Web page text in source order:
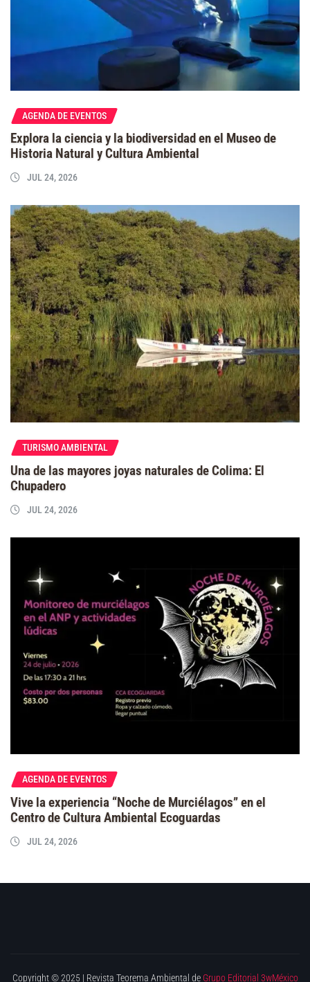
AGENDA DE EVENTOS
Explora la ciencia y la biodiversidad en el Museo de
Historia Natural y Cultura Ambiental
JUL 24, 2026
TURISMO AMBIENTAL
Una de las mayores joyas naturales de Colima: El
Chupadero
JUL 24, 2026
AGENDA DE EVENTOS
Vive la experiencia “Noche de Murciélagos” en el
Centro de Cultura Ambiental Ecoguardas
JUL 24, 2026
Copyright © 2025 | Revista Teorema Ambiental de Grupo Editorial 3wMéxico